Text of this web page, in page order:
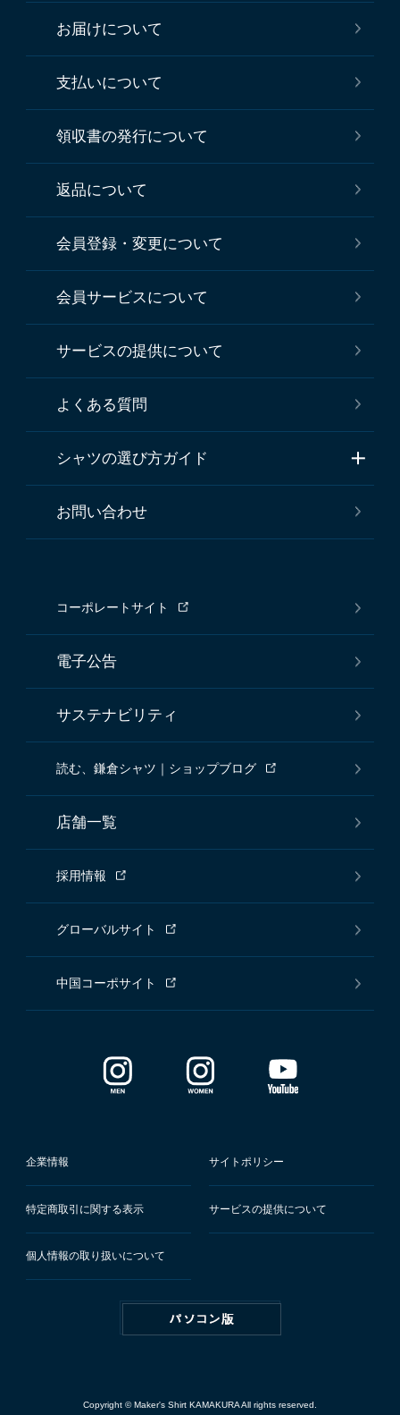
お届けについて
支払いについて
領収書の発行について
返品について
会員登録・変更について
会員サービスについて
サービスの提供について
よくある質問
シャツの選び方ガイド
お問い合わせ
コーポレートサイト
電子公告
サステナビリティ
読む、鎌倉シャツ｜ショップブログ
店舗一覧
採用情報
グローバルサイト
中国コーポサイト
企業情報 サイトポリシー
特定商取引に関する表示 サービスの提供について
個人情報の取り扱いについて
Copyright © Maker's Shirt KAMAKURA All rights reserved.